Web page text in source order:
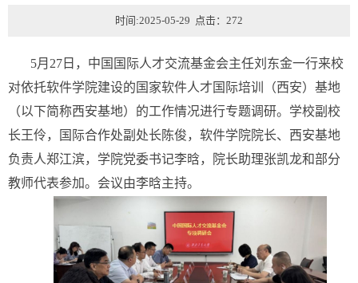
时间:2025-05-29 点击： 272
5月27日，中国国际人才交流基金会主任刘东金一行来校
对依托软件学院建设的国家软件人才国际培训（西安）基地
（以下简称西安基地）的工作情况进行专题调研。学校副校
长王伶，国际合作处副处长陈俊，软件学院院长、西安基地
负责人郑江滨，学院党委书记李晗，院长助理张凯龙和部分
教师代表参加。会议由李晗主持。